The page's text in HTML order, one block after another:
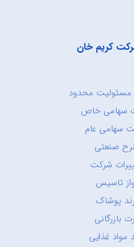
کریم خان
محدود
سهامی خاص
سهامی عام
صنعتی
شرکت
تاسیس
پوشاک
بازرگانی
مواد غذایی